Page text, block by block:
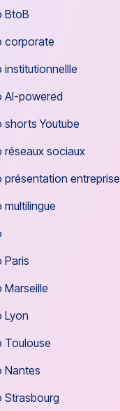
BtoB
corporate
institutionnellle
AI-powered
shorts Youtube
réseaux sociaux
présentation entreprise
Paris
Marseille
Lyon
Toulouse
Nantes
Strasbourg